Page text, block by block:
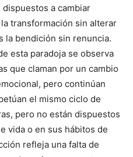
a cambiar
transformación sin alterar
la bendición sin renuncia.
esta paradoja se observa
que claman por un cambio
pero continúan
el mismo ciclo de
pero no están dispuestos
vida o en sus hábitos de
refleja una falta de